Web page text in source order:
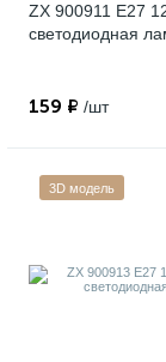
ZX 900911 E27
светодиодная
159 ₽ /шт
3D модель